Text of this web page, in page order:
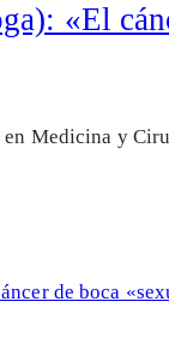
«El
Medicina y